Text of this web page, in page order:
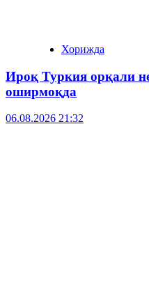
Хорижда
Ироқ Туркия орқали
оширмоқда
06.08.2026 21:32